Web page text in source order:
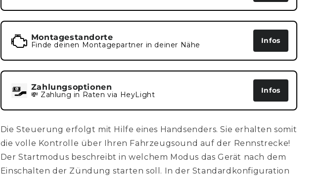
Montagestandorte
Finde deinen Montagepartner in deiner Nähe Infos
Zahlungsoptionen
💸 Zahlung in Raten via HeyLight Infos
Die Steuerung erfolgt mit Hilfe eines Handsenders. Sie erhalten somit
die volle Kontrolle über Ihren Fahrzeugsound auf der Rennstrecke!
Der Startmodus beschreibt in welchem Modus das Gerät nach dem
Einschalten der Zündung starten soll. In der Standardkonfiguration